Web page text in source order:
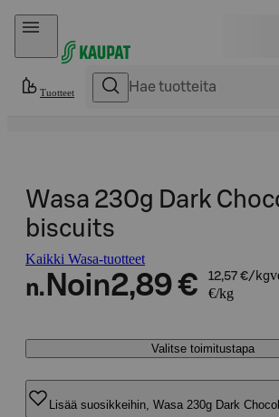
Hyppää sisältöön
Tuotteet
Wasa 230g Dark
biscuits
Kaikki Wasa-tuotteet
n. Noin2,89 € 12,57 €/kg
€/kg
Valitse toimitustapa
Lisää suosikkeihin, Wasa 230g Dark